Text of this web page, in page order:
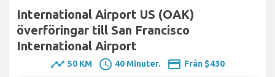
International Airport US (OAK)
överföringar till San Francisco
International Airport
timeline 50 KM schedule 40 Minuter. payment Från $430